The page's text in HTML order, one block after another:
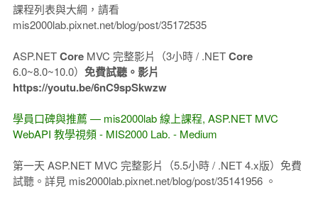
課程列表與大綱，請看
mis2000lab.pixnet.net/blog/post/35172535
ASP.NETCoreMVC 完整影片（3小時 / .NETCore
6.0~8.0~10.0） 免費試聽。影片
https://youtu.be/6nC9spSkwzw
學員口碑與推薦 — mis2000lab 線上課程, ASP.NET MVC
WebAPI 教學視頻 - MIS2000 Lab. - Medium
第一天 ASP.NET MVC 完整影片（5.5小時 / .NET 4.x版）免費
試聽。詳見 mis2000lab.pixnet.net/blog/post/35141956 。